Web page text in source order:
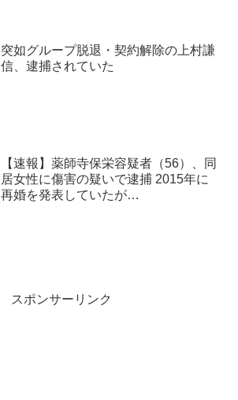
突如グループ脱退・契約解除の上村謙
信、逮捕されていた
【速報】薬師寺保栄容疑者（56）、同
居女性に傷害の疑いで逮捕 2015年に
再婚を発表していたが…
スポンサーリンク